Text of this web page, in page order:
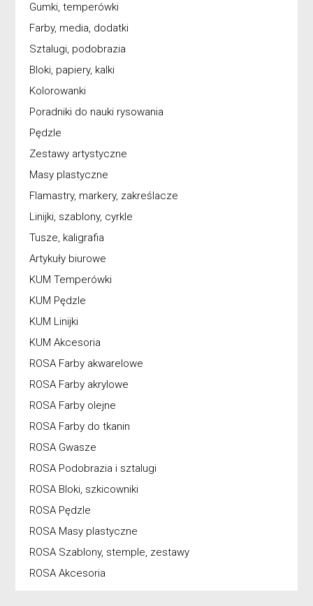
Gumki, temperówki
Farby, media, dodatki
Sztalugi, podobrazia
Bloki, papiery, kalki
Kolorowanki
Poradniki do nauki rysowania
Pędzle
Zestawy artystyczne
Masy plastyczne
Flamastry, markery, zakreślacze
Linijki, szablony, cyrkle
Tusze, kaligrafia
Artykuły biurowe
KUM Temperówki
KUM Pędzle
KUM Linijki
KUM Akcesoria
ROSA Farby akwarelowe
ROSA Farby akrylowe
ROSA Farby olejne
ROSA Farby do tkanin
ROSA Gwasze
ROSA Podobrazia i sztalugi
ROSA Bloki, szkicowniki
ROSA Pędzle
ROSA Masy plastyczne
ROSA Szablony, stemple, zestawy
ROSA Akcesoria